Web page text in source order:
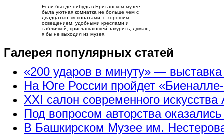
Если бы где-нибудь в Британском музее
была уютная комнатка не больше чем с
двадцатью экспонатами, с хорошим
освещением, удобными креслами и
табличкой, приглашающей закурить, думаю,
я бы не выходил из музея.
Галерея популярных статей
«200 ударов в минуту» —
На Юге России пройдет
XXI салон современного искусства
Под вопросом авторства
В Башкирском Музее им.